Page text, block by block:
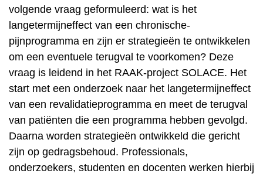
volgende vraag geformuleerd: wat is het
langetermijneffect van een chronische-
pijnprogramma en zijn er strategieën te ontwikkelen
om een eventuele terugval te voorkomen? Deze
vraag is leidend in het RAAK-project SOLACE. Het
start met een onderzoek naar het langetermijneffect
van een revalidatieprogramma en meet de terugval
van patiënten die een programma hebben gevolgd.
Daarna worden strategieën ontwikkeld die gericht
zijn op gedragsbehoud. Professionals,
onderzoekers, studenten en docenten werken hierbij